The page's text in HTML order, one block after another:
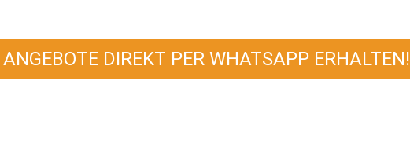
DIREKT PER WHATSAPP ERHALTEN!